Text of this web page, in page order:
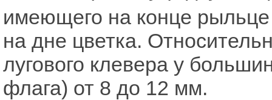
имеющего на конце
на дне цветка.
лугового клевера у
флага) от 8 до 12 мм.